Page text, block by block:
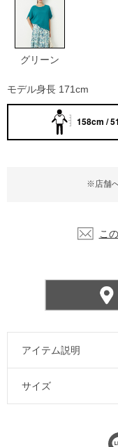
※店舗
グリーン
こ
モデル身長 171cm
アイテム説明
サイズ
158cm /